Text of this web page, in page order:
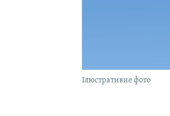
Ілюстративне фото